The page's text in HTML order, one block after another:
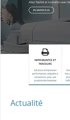
Actualité